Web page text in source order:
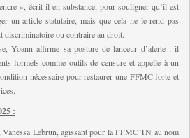
», écrit-il en substance, pour souligner qu’il est
un article statutaire, mais que cela ne le rend pas
discriminatoire ou contraire au droit.
Yoann affirme sa posture de lanceur d’alerte : il
formels comme outils de censure et appelle à un
nécessaire pour restaurer une FFMC forte et
:
Lebrun, agissant pour la FFMC TN au nom